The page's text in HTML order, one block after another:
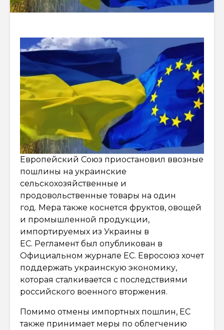
Европейский Союз приостановил ввозные
пошлины на украинские
сельскохозяйственные и
продовольственные товары на один
год. Мера также коснется фруктов, овощей
и промышленной продукции,
импортируемых из Украины в
ЕС. Регламент был опубликован в
Официальном журнале ЕС. Евросоюз хочет
поддержать украинскую экономику,
которая сталкивается с последствиями
российского военного вторжения.
Помимо отмены импортных пошлин, ЕС
также принимает меры по облегчению